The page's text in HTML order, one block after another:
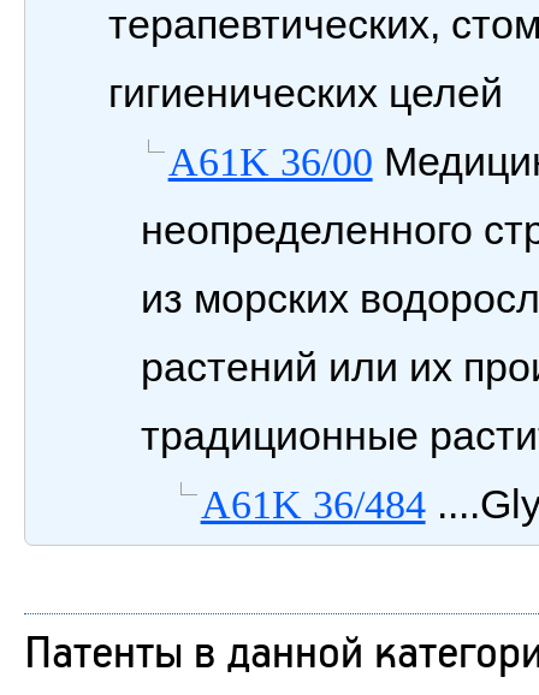
терапевтических,
гигиенических целей
A61K 36/00
неопределенного
из морских
растений или их
традиционные
A61K 36/484
Патенты в данной